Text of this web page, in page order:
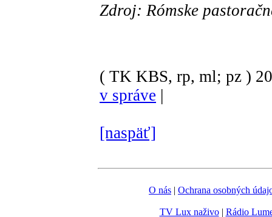
Zdroj: Rómske
( TK KBS, rp, ml; pz )
v správe |
[naspäť]
O nás | Ochrana osobných
TV Lux naživo| Rádio